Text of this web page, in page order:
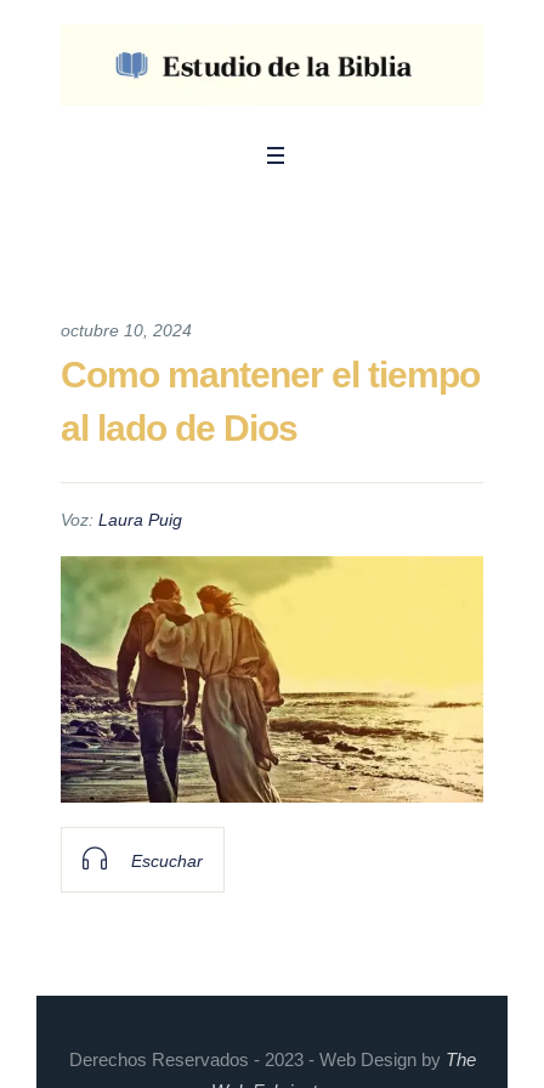
octubre 10, 2024
Como mantener el tiempo
al lado de Dios
Voz: Laura Puig
Escuchar
Derechos Reservados - 2023 - Web Design by The